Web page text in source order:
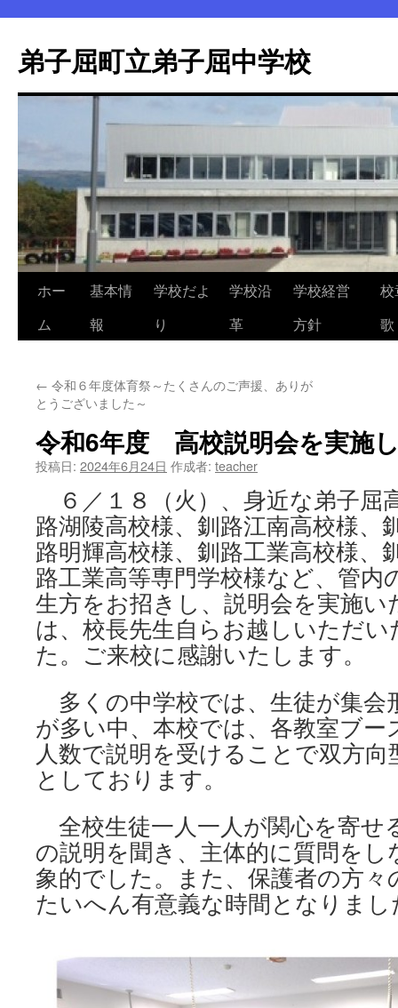
弟子屈町立弟子屈中学校
コ
ン
へ
キ
ッ
プ
ホー
ム
基本情
報
学校だよ
り
学校沿
革
学校経営
方針
校
歌
← 令和６年度体育祭～たくさんのご声援、ありが
とうございました～
令和6年度 高校説明会を実施
投稿日: 2024年6月24日 作成者: teacher
６／１８（火）、身近な弟子屈
路湖陵高校様、釧路江南高校様、
路明輝高校様、釧路工業高校様、
路工業高等専門学校様など、管内
生方をお招きし、説明会を実施
は、校長先生自らお越しいただ
た。ご来校に感謝いたします。
多くの中学校では、生徒が集会
が多い中、本校では、各教室ブ
人数で説明を受けることで双方
としております。
全校生徒一人一人が関心を寄せ
の説明を聞き、主体的に質問を
象的でした。また、保護者の方
たいへん有意義な時間となりまし